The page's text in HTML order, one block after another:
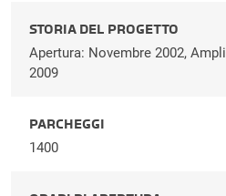
STORIA DEL PROGETTO
Apertura: Novembre 2002,
2009
PARCHEGGI
1400